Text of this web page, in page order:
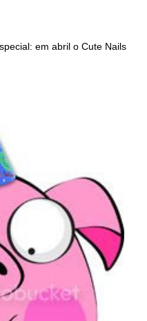
em abril o Cute Nails